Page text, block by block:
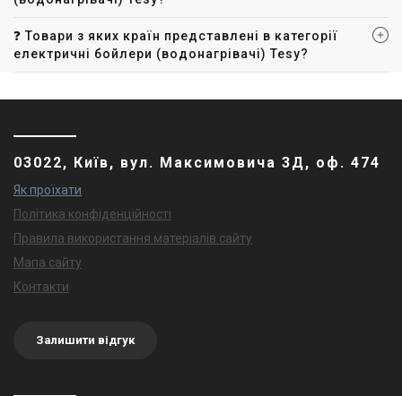
❓ Товари з яких країн представлені в категорії
електричні бойлери (водонагрівачі) Tesy?
03022, Київ, вул. Максимовича 3Д, оф. 474
Як проїхати
Політика конфіденційності
Правила використання матеріалів сайту
Мапа сайту
Контакти
Залишити відгук